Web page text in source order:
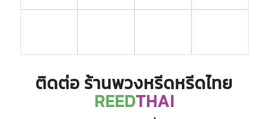
ติดต่อ ร้านพวงหรีดหรีดไทย
REEDTHAI